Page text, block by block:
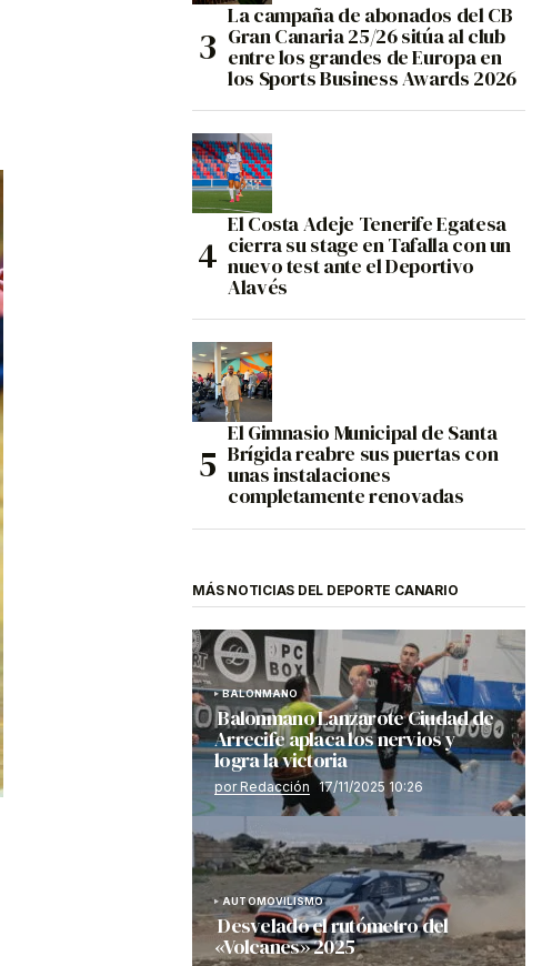
La campaña de abonados del CB
Gran Canaria 25/26 sitúa al club
entre los grandes de Europa en
los Sports Business Awards 2026
El Costa Adeje Tenerife Egatesa
cierra su stage en Tafalla con un
nuevo test ante el Deportivo
Alavés
El Gimnasio Municipal de Santa
Brígida reabre sus puertas con
unas instalaciones
completamente renovadas
MÁS NOTICIAS DEL DEPORTE CANARIO
BALONMANO
Balonmano Lanzarote Ciudad de
Arrecife aplaca los nervios y
logra la victoria
por Redacción 17/11/2025 10:26
AUTOMOVILISMO
Desvelado el rutómetro del
«Volcanes» 2025